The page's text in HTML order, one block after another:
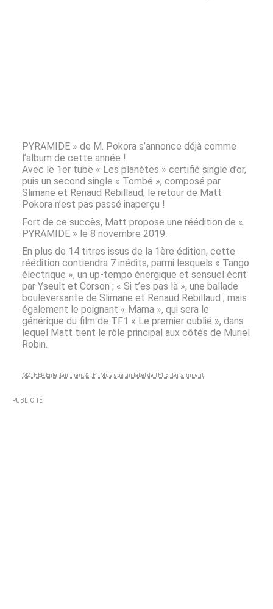
PYRAMIDE » de M. Pokora s’annonce déjà comme
l’album de cette année !
Avec le 1er tube « Les planètes » certifié single d’or,
puis un second single « Tombé », composé par
Slimane et Renaud Rebillaud, le retour de Matt
Pokora n’est pas passé inaperçu !
Fort de ce succès, Matt propose une réédition de «
PYRAMIDE » le 8 novembre 2019.
En plus de 14 titres issus de la 1ère édition, cette
réédition contiendra 7 inédits, parmi lesquels « Tango
électrique », un up-tempo énergique et sensuel écrit
par Yseult et Corson ; « Si t’es pas là », une ballade
bouleversante de Slimane et Renaud Rebillaud ; mais
également le poignant « Mama », qui sera le
générique du film de TF1 « Le premier oublié », dans
lequel Matt tient le rôle principal aux côtés de Muriel
Robin.
M2THEP Entertainment & TF1 Musique un label de TF1 Entertainment
PUBLICITÉ